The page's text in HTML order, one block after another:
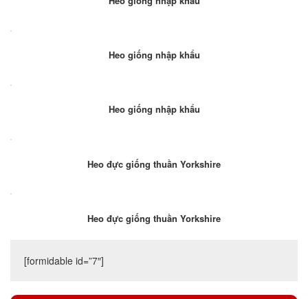
Heo giống nhập khẩu
Heo giống nhập khẩu
Heo đực giống thuần Yorkshire
Heo đực giống thuần Yorkshire
[formidable id=”7″]